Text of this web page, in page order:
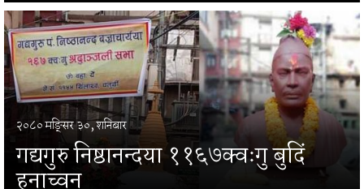
२०८० मङ्सिर ३०, शनिबार
गद्यगुरु निष्ठानन्दया ११६७क्वःगु बुदिं
हनाच्वन